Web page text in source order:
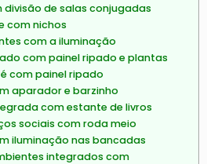
divisão de salas conjugadas
com nichos
com a iluminação
com painel ripado e plantas
com painel ripado
aparador e barzinho
com estante de livros
sociais com roda meio
iluminação nas bancadas
integrados com